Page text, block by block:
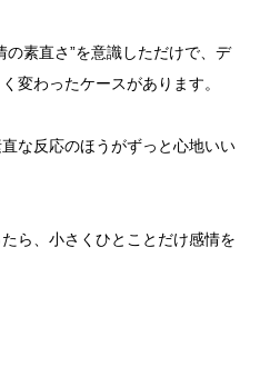
素直さ”を意識しただけで、デ
変わったケースがあります。
な反応のほうがずっと心地いい
ら、小さくひとことだけ感情を